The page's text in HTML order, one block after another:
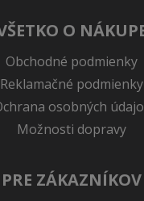
O
Obchodné podmienky
Reklamačné podmienky
osobných
Možnosti dopravy
PRE ZÁKAZNÍKOV